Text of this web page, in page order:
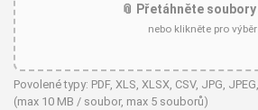
📎 Přetáhněte soubory
nebo klikněte pro výběr
Povolené typy: PDF, XLS, XLSX, CSV, JPG,
(max 10 MB / soubor, max 5 souborů)